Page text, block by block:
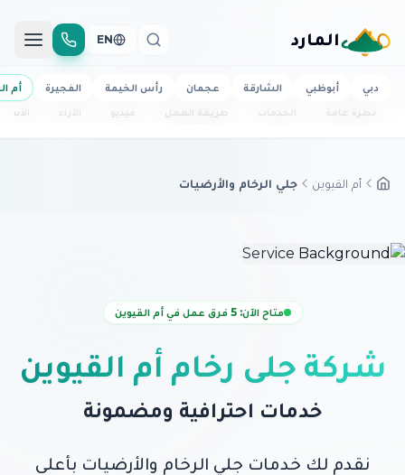
المارد EN
دبي أبوظبي الشارقة عجمان رأس الخيمة الفجيرة
أم
نظرة عامة
الخدمات طريقة العمل فيديو الآراء
أم القيوين جلي الرخام والأرضيات
متاح الآن: 5 فرق عمل في أم القيوين
شركة جلي رخام أم القيوين
خدمات احترافية ومضمونة
نقدم لك خدمات جلي الرخام والأرضيات بأعلى